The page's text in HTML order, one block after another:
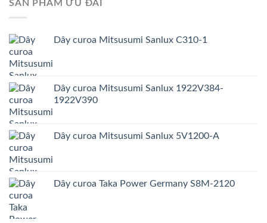
SẢN PHẨM ƯU ĐÃI
Dây curoa Mitsusumi Sanlux C310-1
Dây curoa Mitsusumi Sanlux 1922V384-
1922V390
Dây curoa Mitsusumi Sanlux 5V1200-A
Dây curoa Taka Power Germany S8M-2120